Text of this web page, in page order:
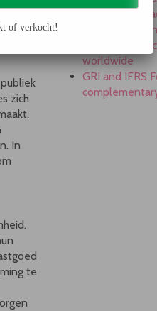
van
zich
In
te
Begins to
IFAC, AICPA
GRI is top
worldwide
GRI and IFRS
of verkocht!